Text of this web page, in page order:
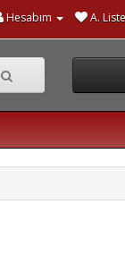
Hesabım A.